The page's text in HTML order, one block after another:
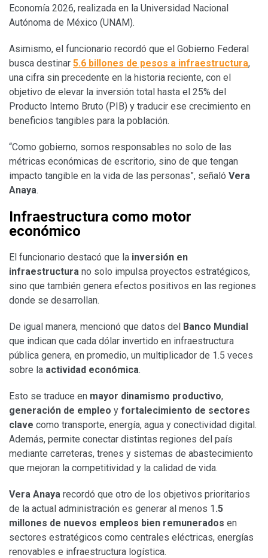
Economía 2026, realizada en la Universidad Nacional
Autónoma de México (UNAM).
Asimismo, el funcionario recordó que el Gobierno Federal
busca destinar 5.6 billones de pesos a infraestructura,
una cifra sin precedente en la historia reciente, con el
objetivo de elevar la inversión total hasta el 25% del
Producto Interno Bruto (PIB) y traducir ese crecimiento en
beneficios tangibles para la población.
“Como gobierno, somos responsables no solo de las
métricas económicas de escritorio, sino de que tengan
impacto tangible en la vida de las personas”, señaló Vera
Anaya.
Infraestructura como motor
económico
El funcionario destacó que la inversión en
infraestructura no solo impulsa proyectos estratégicos,
sino que también genera efectos positivos en las regiones
donde se desarrollan.
De igual manera, mencionó que datos del Banco Mundial
que indican que cada dólar invertido en infraestructura
pública genera, en promedio, un multiplicador de 1.5 veces
sobre la actividad económica.
Esto se traduce en mayor dinamismo productivo,
generación de empleo y fortalecimiento de sectores
clave como transporte, energía, agua y conectividad digital.
Además, permite conectar distintas regiones del país
mediante carreteras, trenes y sistemas de abastecimiento
que mejoran la competitividad y la calidad de vida.
Vera Anaya recordó que otro de los objetivos prioritarios
de la actual administración es generar al menos 1.5
millones de nuevos empleos bien remunerados en
sectores estratégicos como centrales eléctricas, energías
renovables e infraestructura logística.